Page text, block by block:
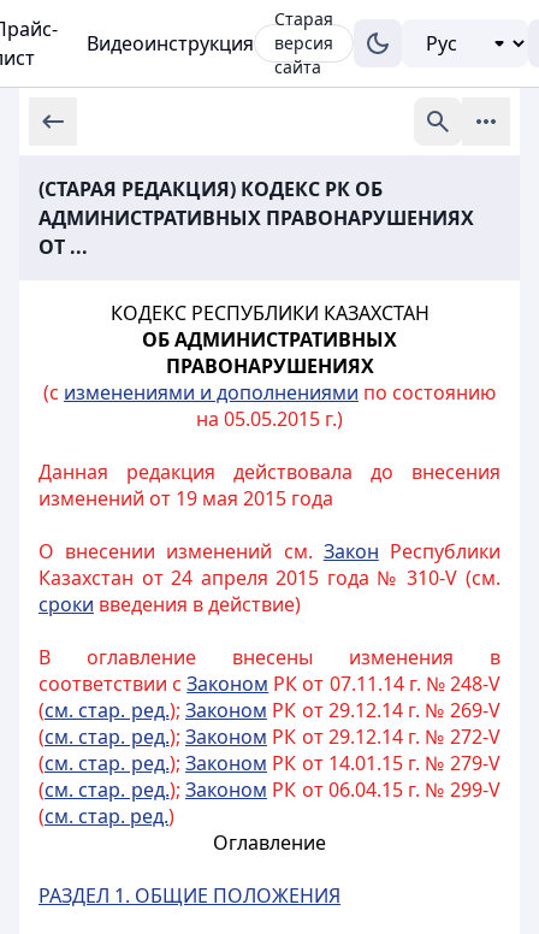
Видеоинструкция
Старая
версия
сайта
(СТАРАЯ РЕДАКЦИЯ) КОДЕКС РК ОБ
АДМИНИСТРАТИВНЫХ ПРАВОНАРУШЕНИЯХ
ОТ ...
КОДЕКС РЕСПУБЛИКИ КАЗАХСТАН
ОБ АДМИНИСТРАТИВНЫХ
ПРАВОНАРУШЕНИЯХ
(с изменениями и дополнениями по состоянию
на 05.05.2015 г.)
Данная редакция действовала до внесения
изменений от 19 мая 2015 года
О внесении изменений см. Закон Республики
Казахстан от 24 апреля 2015 года № 310-V (см.
сроки введения в действие)
В оглавление внесены изменения в
соответствии сЗаконом РК от 07.11.14 г. № 248-V
(см. стар. ред.); Законом РК от 29.12.14 г. № 269-V
(см. стар. ред.); Законом РК от 29.12.14 г. № 272-V
(см. стар. ред.); Законом РК от 14.01.15 г. № 279-V
(см. стар. ред.); Законом РК от 06.04.15 г. № 299-V
(см. стар. ред.)
Оглавление
РАЗДЕЛ 1. ОБЩИЕ ПОЛОЖЕНИЯ